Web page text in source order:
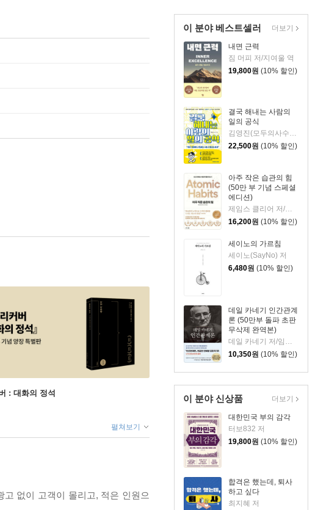
이 분야 베스트셀러
내면 근력
짐 머피 저/지여울 역
19,800원 (10% 할인)
결국 해내는 사람의
일의 공식
김영진(모두의사수) 저
22,500원 (10% 할인)
아주 작은 습관의 힘
(50만 부 기념 스페셜
에디션)
제임스 클리어 저/이한이 역
16,200원 (10% 할인)
세이노의 가르침
세이노(SayNo) 저
6,480원 (10% 할인)
데일 카네기 인간관계
론 (50만부 돌파 초판
무삭제 완역본)
10,350원 (10% 할인)
더보기
이 분야 신상품
대한민국 부의 감각
터보832 저
19,800원 (10% 할인)
합격은 했는데, 퇴사
하고 싶다
최지혜 저
더보기
: 대화의 정석
펼쳐보기
없이 고객이 몰리고, 적은 인원으